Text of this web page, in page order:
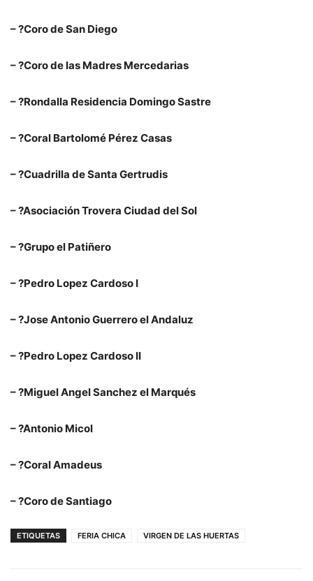
– ?Coro de San Diego
– ?Coro de las Madres Mercedarias
– ?Rondalla Residencia Domingo Sastre
– ?Coral Bartolomé Pérez Casas
– ?Cuadrilla de Santa Gertrudis
– ?Asociación Trovera Ciudad del Sol
– ?Grupo el Patiñero
– ?Pedro Lopez Cardoso I
– ?Jose Antonio Guerrero el Andaluz
– ?Pedro Lopez Cardoso II
– ?Miguel Angel Sanchez el Marqués
– ?Antonio Micol
– ?Coral Amadeus
– ?Coro de Santiago
ETIQUETAS FERIA CHICA VIRGEN DE LAS HUERTAS